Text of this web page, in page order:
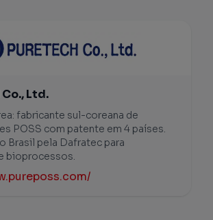
Co., Ltd.
fabricante sul-coreana de
POSS com patente em 4 países.
Brasil pela Dafratec para
bioprocessos.